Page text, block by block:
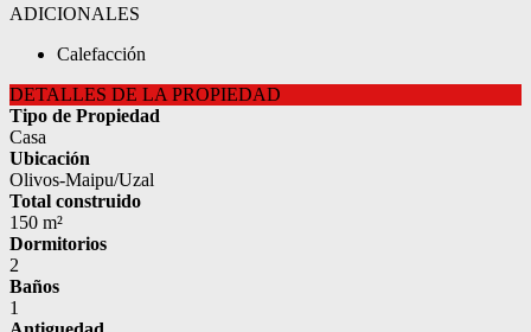
ADICIONALES
Calefacción
DETALLES DE LA PROPIEDAD
Tipo de Propiedad
Casa
Ubicación
Olivos-Maipu/Uzal
Total construido
150 m²
Dormitorios
2
Baños
1